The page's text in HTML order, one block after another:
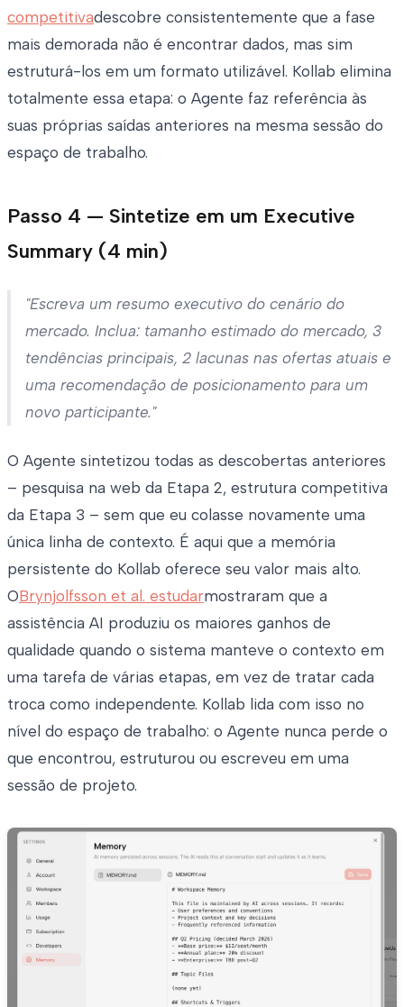
competitivadescobre consistentemente que a fase
mais demorada não é encontrar dados, mas sim
estruturá-los em um formato utilizável. Kollab elimina
totalmente essa etapa: o Agente faz referência às
suas próprias saídas anteriores na mesma sessão do
espaço de trabalho.
Passo 4 — Sintetize em um Executive
Summary (4 min)
"Escreva um resumo executivo do cenário do
mercado. Inclua: tamanho estimado do mercado, 3
tendências principais, 2 lacunas nas ofertas atuais e
uma recomendação de posicionamento para um
novo participante."
O Agente sintetizou todas as descobertas anteriores
– pesquisa na web da Etapa 2, estrutura competitiva
da Etapa 3 – sem que eu colasse novamente uma
única linha de contexto. É aqui que a memória
persistente do Kollab oferece seu valor mais alto.
OBrynjolfsson et al. estudarmostraram que a
assistência AI produziu os maiores ganhos de
qualidade quando o sistema manteve o contexto em
uma tarefa de várias etapas, em vez de tratar cada
troca como independente. Kollab lida com isso no
nível do espaço de trabalho: o Agente nunca perde o
que encontrou, estruturou ou escreveu em uma
sessão de projeto.